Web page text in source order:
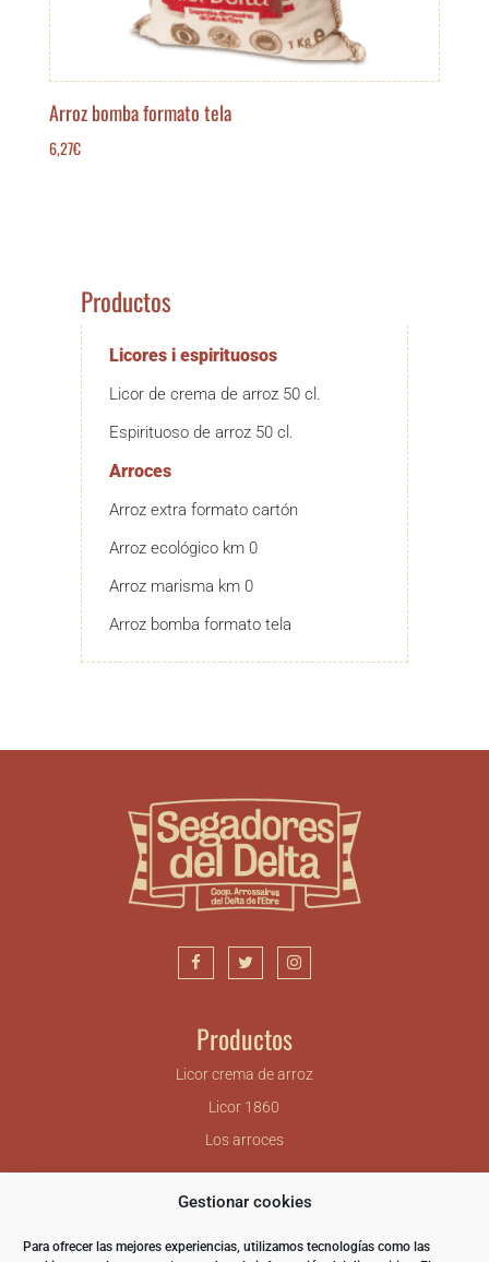
Gestionar cookies
Para ofrecer las mejores experiencias, utilizamos tecnologías como las
Arroz bomba formato tela
6,27€
Productos
Licores i espirituosos
Licor de crema de arroz 50 cl.
Espirituoso de arroz 50 cl.
Arroces
Arroz extra formato cartón
Arroz ecológico km 0
Arroz marisma km 0
Arroz bomba formato tela
Productos
Licor crema de arroz
Licor 1860
Los arroces
Carretera de Camarles – Deltebre, km 6.5